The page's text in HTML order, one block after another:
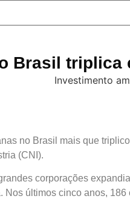
Brasil triplica
no Brasil mais que
(CNI).
corporações
últimos cinco anos,